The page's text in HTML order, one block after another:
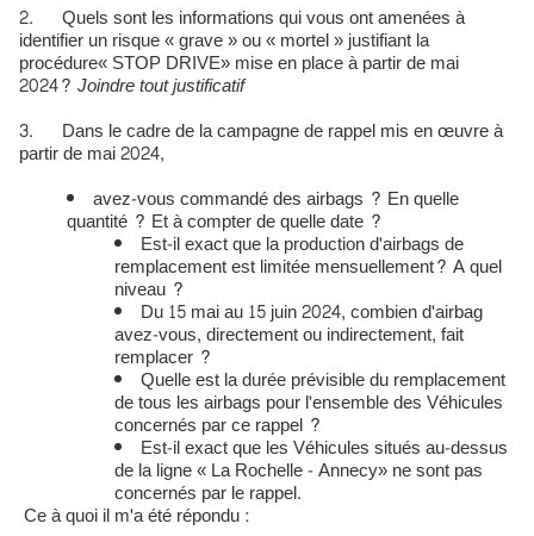
2. Quels sont les informations qui vous ont amenées à
identifier un risque « grave » ou « mortel » justifiant la
procédure« STOP DRIVE» mise en place à partir de mai
2024? Joindre tout justificatif
3. Dans le cadre de la campagne de rappel mis en œuvre à
partir de mai 2024,
avez-vous commandé des airbags ? En quelle
quantité ? Et à compter de quelle date ?
Est-il exact que la production d'airbags de
remplacement est limitée mensuellement? A quel
niveau ?
Du 15 mai au 15 juin 2024, combien d'airbag
avez-vous, directement ou indirectement, fait
remplacer ?
Quelle est la durée prévisible du remplacement
de tous les airbags pour l'ensemble des Véhicules
concernés par ce rappel ?
Est-il exact que les Véhicules situés au-dessus
de la ligne « La Rochelle - Annecy» ne sont pas
concernés par le rappel.
Ce à quoi il m'a été répondu :